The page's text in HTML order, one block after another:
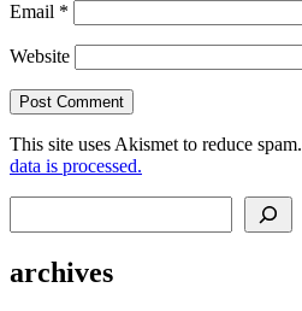
Email *
Website
This site uses Akismet to reduce spam.
data is processed.
archives